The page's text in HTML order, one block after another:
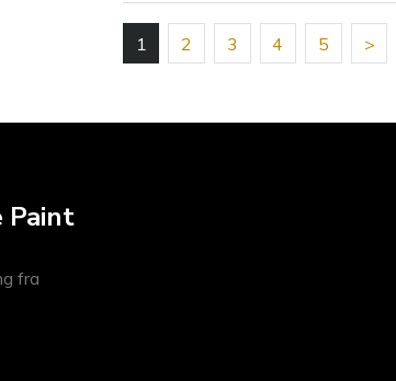
1 2 3 4 5 >
Paint
fra